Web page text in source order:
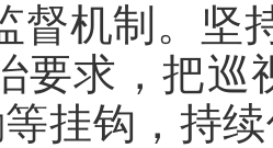
督机制。坚
要求，把巡
挂钩，持